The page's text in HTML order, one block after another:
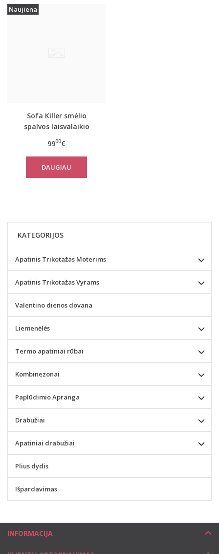
Naujiena
Sofa Killer smėlio
spalvos laisvalaikio
šortais
9900€
DAUGIAU
KATEGORIJOS
Apatinis Trikotažas Moterims
Apatinis Trikotažas Vyrams
Valentino dienos dovana
Liemenėlės
Termo apatiniai rūbai
Kombinezonai
Paplūdimio Apranga
Drabužiai
Apatiniai drabužiai
Plius dydis
Išpardavimas
INFORMACIJA